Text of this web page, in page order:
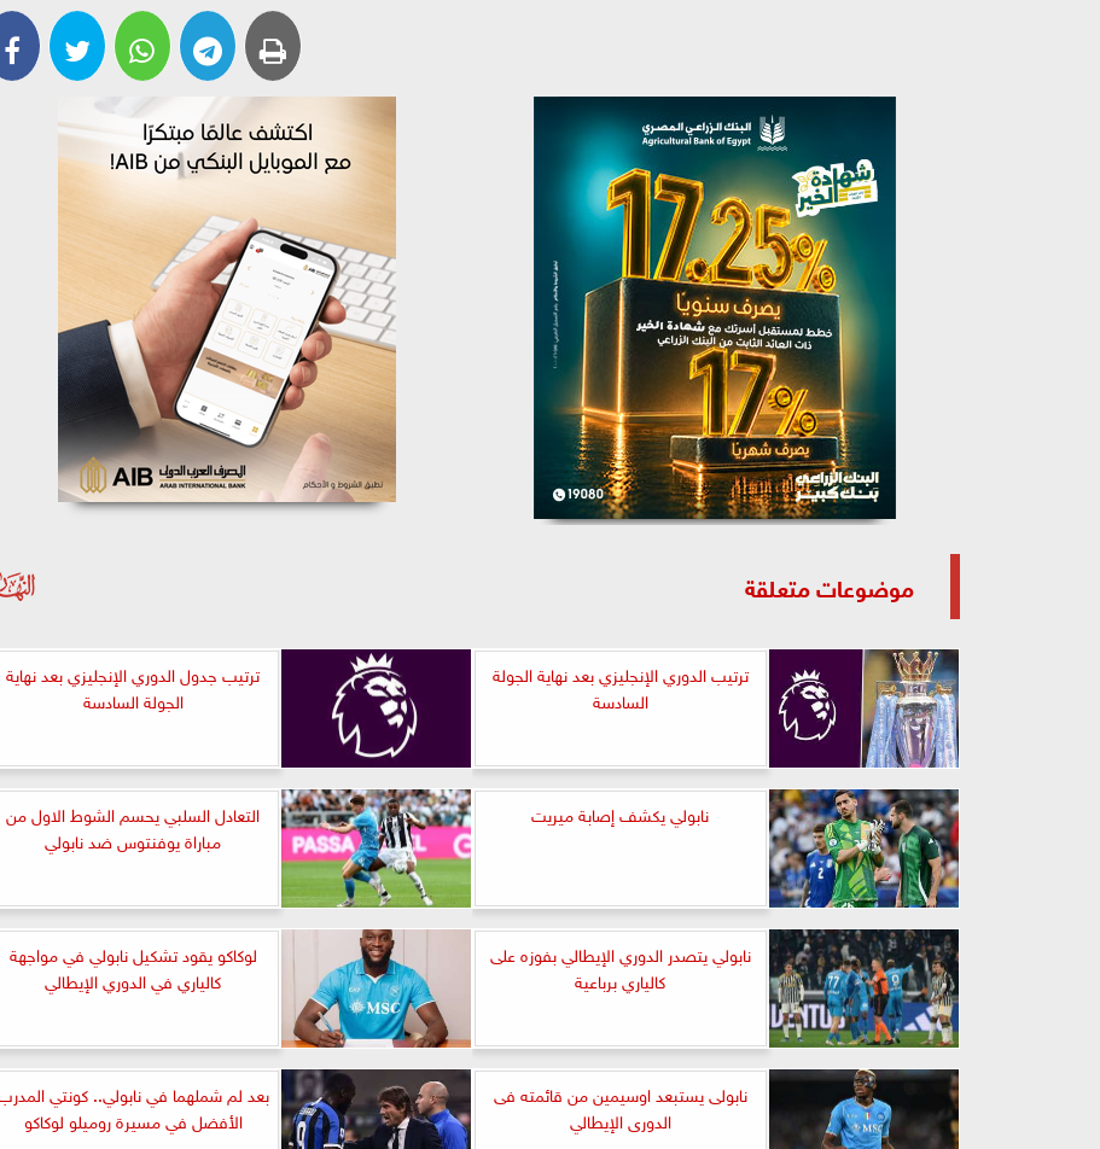
موضوعات متعلقة
ترتيب الدوري الإنجليزي بعد نهاية الجولة
السادسة
ترتيب جدول الدوري الإنجليزي بعد نهاية
الجولة السادسة
نابولي يكشف إصابة ميريت
التعادل السلبي يحسم الشوط الاول من
مباراة يوفنتوس ضد نابولي
نابولي يتصدر الدوري الإيطالي بفوزه على
كالياري برباعية
لوكاكو يقود تشكيل نابولي في مواجهة
كالياري في الدوري الإيطالي
نابولى يستبعد اوسيمين من قائمته فى
الدورى الإيطالي
بعد لم شملهما في نابولي.. كونتي
الأفضل في مسيرة روميلو لوكاكو